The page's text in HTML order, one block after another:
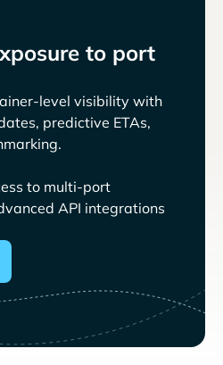
to port
level visibility with
predictive ETAs,
to multi-port
API integrations